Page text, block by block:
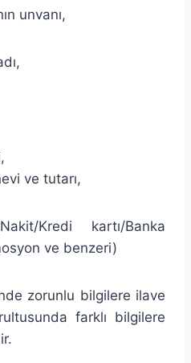
unvanı,
ve tutarı,
Kredi kartı/Banka
ve benzeri)
zorunlu bilgilere ilave
farklı bilgilere